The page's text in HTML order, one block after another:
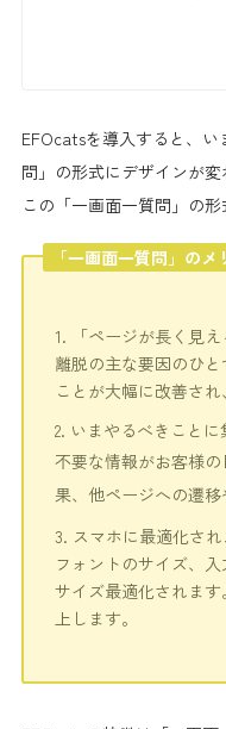
EFOcatsを導入すると、い
問」の形式に デザインが変
この「一画面一質問」の
「一画面一質問」のメ
「ページが長く見
離脱の主な要因のひと
ことが大幅に改善され
いまやるべきことに
不要な情報がお客様
果、他ページへの遷移
スマホに最適化さ
フォントのサイズ、
サイズ最適化されま
上します。